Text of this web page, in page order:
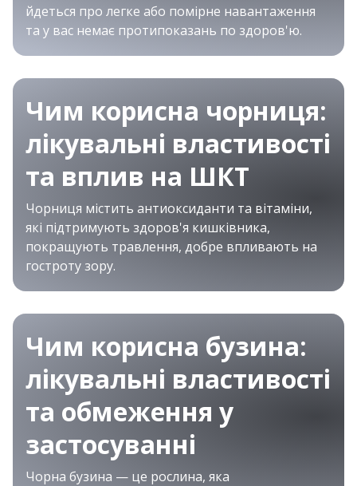
йдеться про легке або помірне навантаження
та у вас немає протипоказань по здоров'ю.
Чим корисна чорниця:
лікувальні властивості
та вплив на ШКТ
Чорниця містить антиоксиданти та вітаміни,
які підтримують здоров'я кишківника,
покращують травлення, добре впливають на
гостроту зору.
Чим корисна бузина:
лікувальні властивості
та обмеження у
застосуванні
Чорна бузина — це рослина, яка